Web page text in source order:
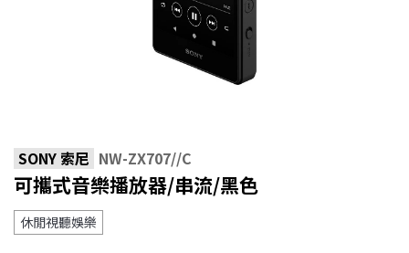
SONY 索尼 NW-ZX707//C
可攜式音樂播放器/串流/黑色
休閒視聽娛樂